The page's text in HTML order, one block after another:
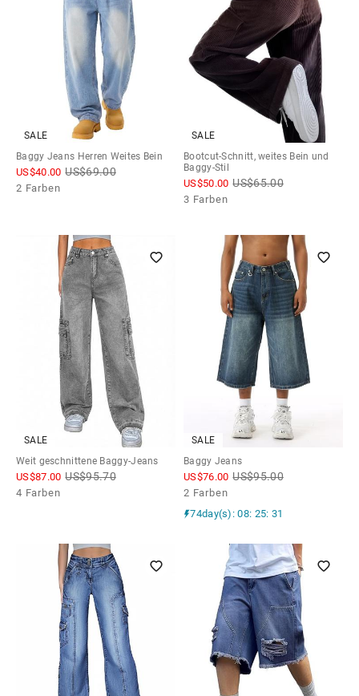
SALE
Baggy Jeans Herren Weites Bein
US$40.00 US$69.00
2 Farben
SALE
Bootcut-Schnitt, weites Bein und
Baggy-Stil
US$50.00 US$65.00
3 Farben
SALE
Weit geschnittene Baggy-Jeans
US$87.00 US$95.70
4 Farben
SALE
Baggy Jeans
US$76.00 US$95.00
2 Farben
74day(s): 08: 25: 29